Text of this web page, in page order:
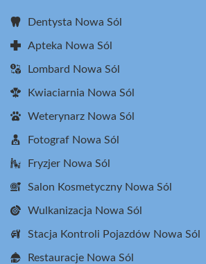
Dentysta Nowa Sól
Apteka Nowa Sól
Lombard Nowa Sól
Kwiaciarnia Nowa Sól
Weterynarz Nowa Sól
Fotograf Nowa Sól
Fryzjer Nowa Sól
Salon Kosmetyczny Nowa Sól
Wulkanizacja Nowa Sól
Stacja Kontroli Pojazdów Nowa Sól
Restauracje Nowa Sól